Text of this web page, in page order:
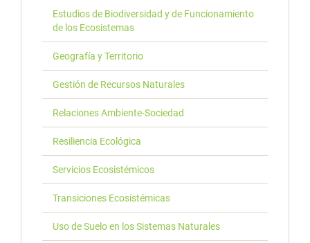
Estudios de Biodiversidad y de Funcionamiento
de los Ecosistemas
Geografía y Territorio
Gestión de Recursos Naturales
Relaciones Ambiente-Sociedad
Resiliencia Ecológica
Servicios Ecosistémicos
Transiciones Ecosistémicas
Uso de Suelo en los Sistemas Naturales